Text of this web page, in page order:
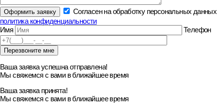
Согласен на обработку персональных данных
политика конфиденциальности
Имя
Телефон
Ваша заявка успешна отправлена!
Мы свяжемся с вами в ближайшее время
Ваша заявка принята!
Мы свяжемся с вами в ближайшее время